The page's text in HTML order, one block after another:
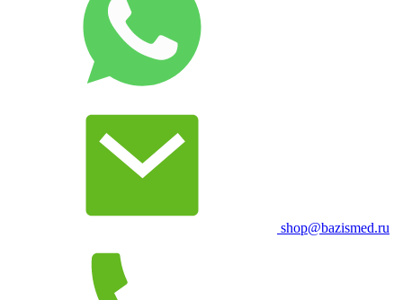
shop@bazismed.ru